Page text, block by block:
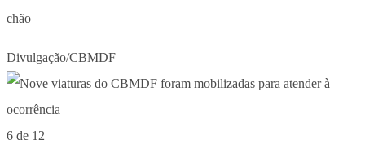
chão
Divulgação/CBMDF
6 de 12